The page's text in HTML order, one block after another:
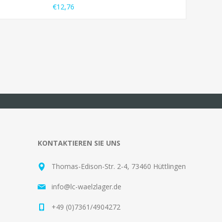
€12,76
KONTAKTIEREN SIE UNS
Thomas-Edison-Str. 2-4, 73460 Hüttlingen
info@lc-waelzlager.de
+49 (0)7361/4904272